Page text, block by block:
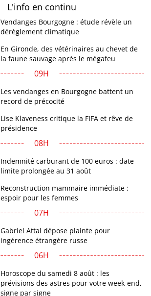
L'info en continu
Vendanges Bourgogne : étude révèle un
dérèglement climatique
En Gironde, des vétérinaires au chevet de
la faune sauvage après le mégafeu
09H
Les vendanges en Bourgogne battent un
record de précocité
Lise Klaveness critique la FIFA et rêve de
présidence
08H
Indemnité carburant de 100 euros : date
limite prolongée au 31 août
Reconstruction mammaire immédiate :
espoir pour les femmes
07H
Gabriel Attal dépose plainte pour
ingérence étrangère russe
06H
Horoscope du samedi 8 août : les
prévisions des astres pour votre week-end,
signe par signe